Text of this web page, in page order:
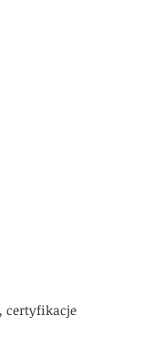
certyfikacje